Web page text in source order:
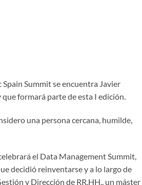
Summit se encuentra Javier
formará parte de esta I edición.
una persona cercana, humilde,
el Data Management Summit,
decidió reinventarse y a lo largo de
y Dirección de RR.HH., un máster